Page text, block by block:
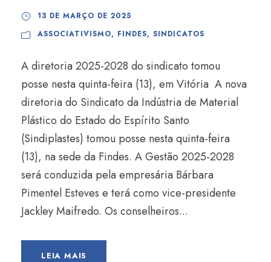
13 DE MARÇO DE 2025
ASSOCIATIVISMO, FINDES, SINDICATOS
A diretoria 2025-2028 do sindicato tomou
posse nesta quinta-feira (13), em Vitória A nova
diretoria do Sindicato da Indústria de Material
Plástico do Estado do Espírito Santo
(Sindiplastes) tomou posse nesta quinta-feira
(13), na sede da Findes. A Gestão 2025-2028
será conduzida pela empresária Bárbara
Pimentel Esteves e terá como vice-presidente
Jackley Maifredo. Os conselheiros...
LEIA MAIS